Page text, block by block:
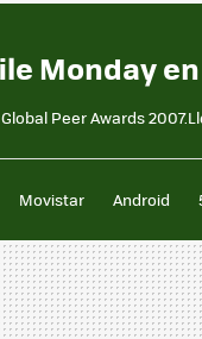
Monday
Peer Awards
Movistar Android